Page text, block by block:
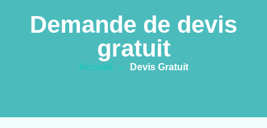
Demande de devis
gratuit
Accueil » Devis Gratuit